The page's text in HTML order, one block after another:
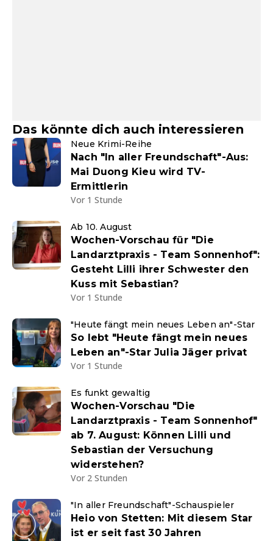
Das könnte dich auch interessieren
Neue Krimi-Reihe
Nach "In aller Freundschaft"-Aus:
Mai Duong Kieu wird TV-
Ermittlerin
Vor 1 Stunde
Ab 10. August
Wochen-Vorschau für "Die
Landarztpraxis - Team Sonnenhof":
Gesteht Lilli ihrer Schwester den
Kuss mit Sebastian?
Vor 1 Stunde
"Heute fängt mein neues Leben an"-Star
So lebt "Heute fängt mein neues
Leben an"-Star Julia Jäger privat
Vor 1 Stunde
Es funkt gewaltig
Wochen-Vorschau "Die
Landarztpraxis - Team Sonnenhof"
ab 7. August: Können Lilli und
Sebastian der Versuchung
widerstehen?
Vor 2 Stunden
"In aller Freundschaft"-Schauspieler
Heio von Stetten: Mit diesem Star
ist er seit fast 30 Jahren